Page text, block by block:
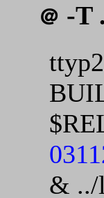
＠ -T
& ../